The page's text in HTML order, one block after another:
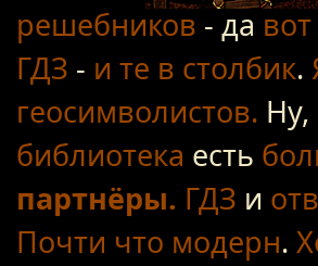
решебников - да
ГДЗ - и те в столбик.
геосимволистов. Ну,
библиотека есть
партнёры. ГДЗ и
Почти что модерн.